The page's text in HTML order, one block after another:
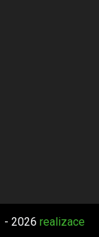
- 2026 realizace